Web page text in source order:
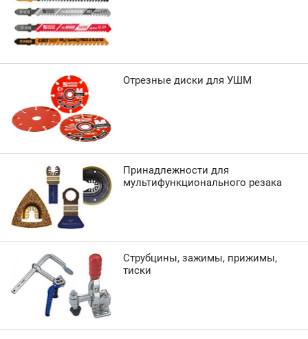
Отрезные диски для УШМ
Принадлежности для
мультифункционального резака
Струбцины, зажимы, прижимы,
тиски